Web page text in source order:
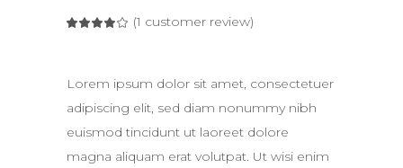
Rated
1
customer
(1 customer review)
Lorem ipsum dolor sit amet, consectetuer
adipiscing elit, sed diam nonummy nibh
euismod tincidunt ut laoreet dolore
magna aliquam erat volutpat. Ut wisi enim